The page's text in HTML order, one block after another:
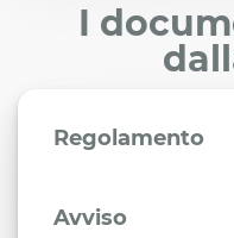
I
Regolamento
Avviso